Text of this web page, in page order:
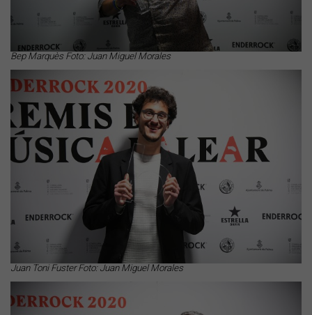
Bep Marquès Foto: Juan Miguel Morales
Juan Toni Fuster Foto: Juan Miguel Morales